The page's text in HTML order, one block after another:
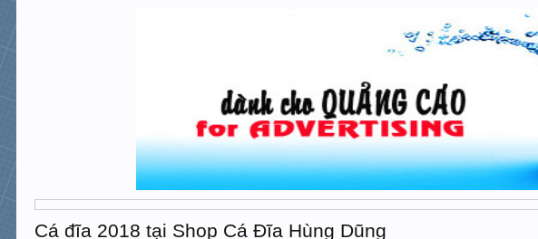
Cá đĩa 2018 tại Shop Cá Đĩa Hùng Dũng